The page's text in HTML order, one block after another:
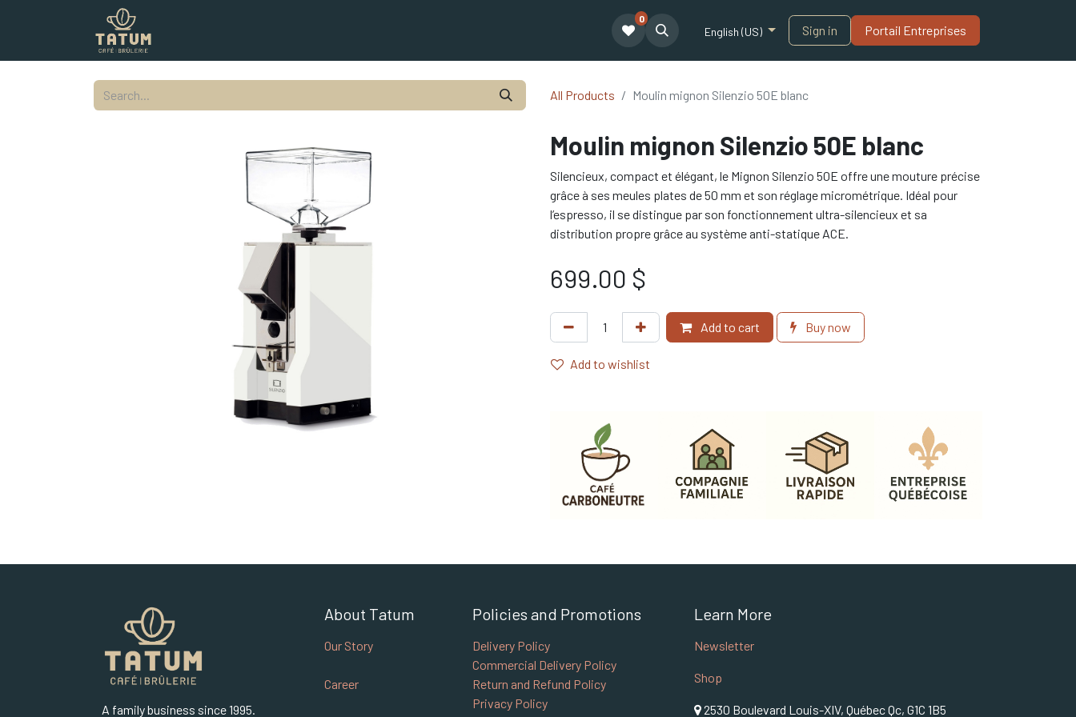
Financing Blogue
0
English (US) Sign in Portail Entreprises​
All Products Moulin mignon Silenzio 50E blanc
Moulin mignon Silenzio 50E blanc
Silencieux, compact et élégant, le Mignon Silenzio 50E offre une mouture précise
grâce à ses meules plates de 50 mm et son réglage micrométrique. Idéal pour
l’espresso, il se distingue par son fonctionnement ultra-silencieux et sa
distribution propre grâce au système anti-statique ACE.
699.00 $
Add to cart Buy now
Add to wishlist
Learn More
Newsletter
Shop
2530 Boulevard Louis-XIV, Québec Qc, G1C 1B5
About Tatum
Our Story
Career
A family business since 1995.
Policies and Promotions
Delivery Policy
Commercial Delivery Policy
Return and Refund Policy
Privacy Policy